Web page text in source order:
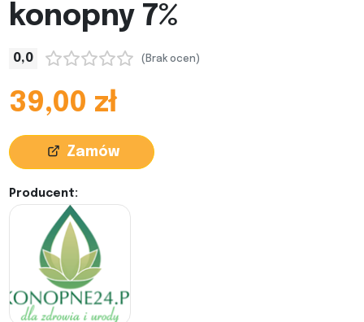
konopny 7%
0,0 (Brak ocen)
39,00 zł
Zamów
Producent: